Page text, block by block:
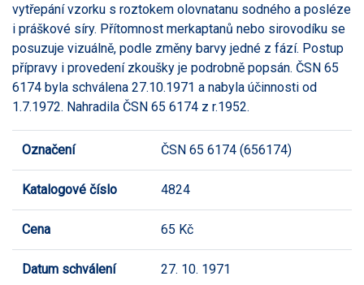
vytřepání vzorku s roztokem olovnatanu sodného a posléze
i práškové síry. Přítomnost merkaptanů nebo sirovodíku se
posuzuje vizuálně, podle změny barvy jedné z fází. Postup
přípravy i provedení zkoušky je podrobně popsán. ČSN 65
6174 byla schválena 27.10.1971 a nabyla účinnosti od
1.7.1972. Nahradila ČSN 65 6174 z r.1952.
Označení ČSN 65 6174 (656174)
Katalogové číslo 4824
Cena 65 Kč
Datum schválení 27. 10. 1971